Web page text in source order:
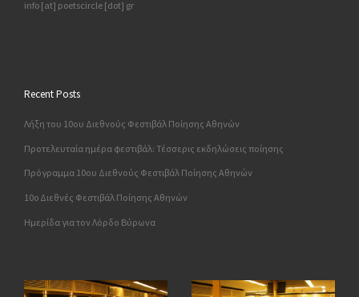
info [at] poetscircle [dot] gr
Recent Posts
Λήξη του 10ου Διεθνούς Φεστιβάλ Ποίησης Αθηνών
Προτελευταία ημέρα φεστιβάλ: Τέσσερις εκδηλώσεις ποίησης
Πρόγραμμα 10ου Διεθνούς Φεστιβάλ Ποίησης Αθηνών
10o Διεθνές Φεστιβάλ Ποίησης Αθηνών
Ημερίδα για τον Λόρδο Βύρωνα